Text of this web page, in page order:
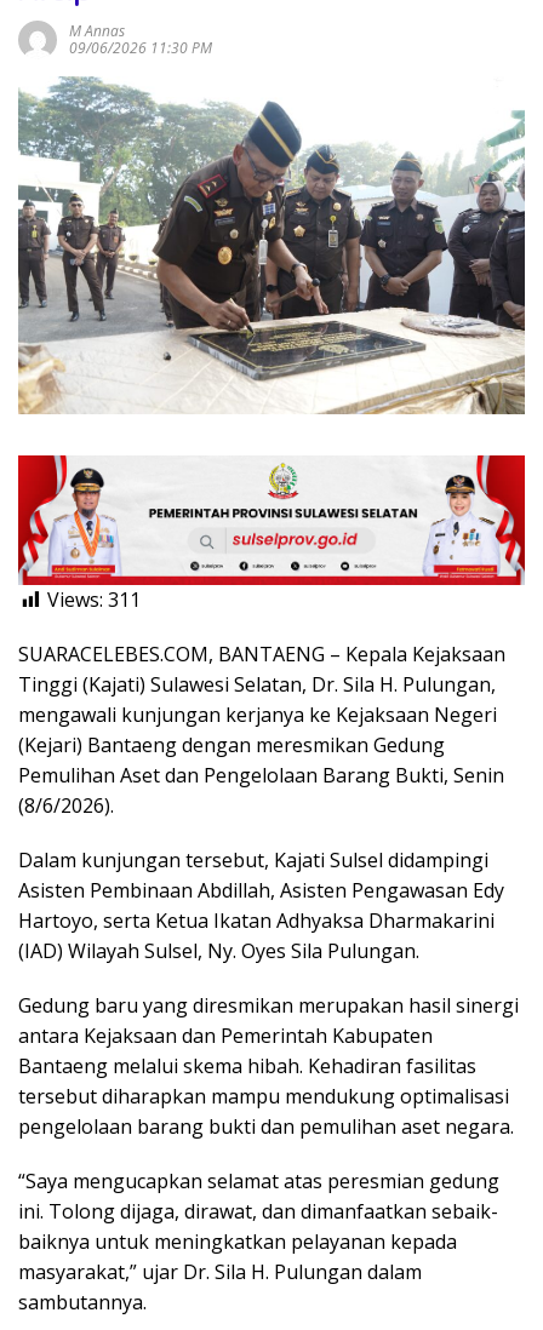
M Annas
09/06/2026 11:30 PM
Views: 311
SUARACELEBES.COM, BANTAENG – Kepala Kejaksaan
Tinggi (Kajati) Sulawesi Selatan, Dr. Sila H. Pulungan,
mengawali kunjungan kerjanya ke Kejaksaan Negeri
(Kejari) Bantaeng dengan meresmikan Gedung
Pemulihan Aset dan Pengelolaan Barang Bukti, Senin
(8/6/2026).
Dalam kunjungan tersebut, Kajati Sulsel didampingi
Asisten Pembinaan Abdillah, Asisten Pengawasan Edy
Hartoyo, serta Ketua Ikatan Adhyaksa Dharmakarini
(IAD) Wilayah Sulsel, Ny. Oyes Sila Pulungan.
Gedung baru yang diresmikan merupakan hasil sinergi
antara Kejaksaan dan Pemerintah Kabupaten
Bantaeng melalui skema hibah. Kehadiran fasilitas
tersebut diharapkan mampu mendukung optimalisasi
pengelolaan barang bukti dan pemulihan aset negara.
“Saya mengucapkan selamat atas peresmian gedung
ini. Tolong dijaga, dirawat, dan dimanfaatkan sebaik-
baiknya untuk meningkatkan pelayanan kepada
masyarakat,” ujar Dr. Sila H. Pulungan dalam
sambutannya.